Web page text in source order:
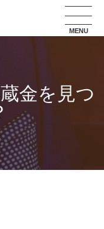
池税理士事務所
金を見つ